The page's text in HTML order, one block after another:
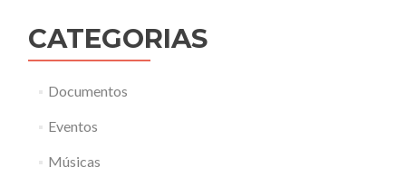
CATEGORIAS
Documentos
Eventos
Músicas